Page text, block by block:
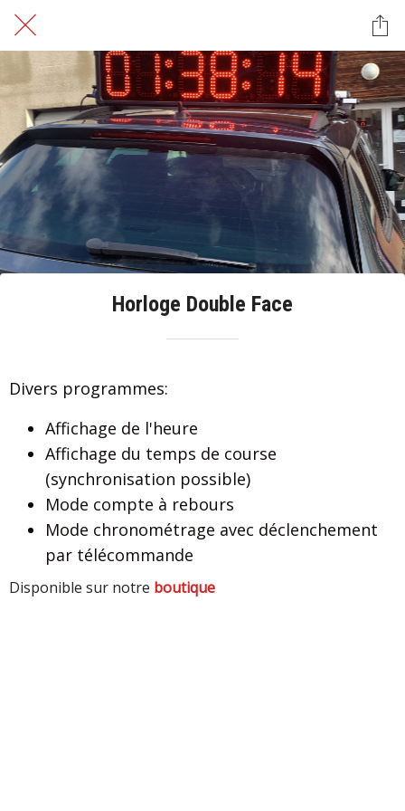
Horloge Double Face
Divers programmes:
Affichage de l'heure
Affichage du temps de course
(synchronisation possible)
Mode compte à rebours
Mode chronométrage avec déclenchement
par télécommande
Disponible sur notre boutique